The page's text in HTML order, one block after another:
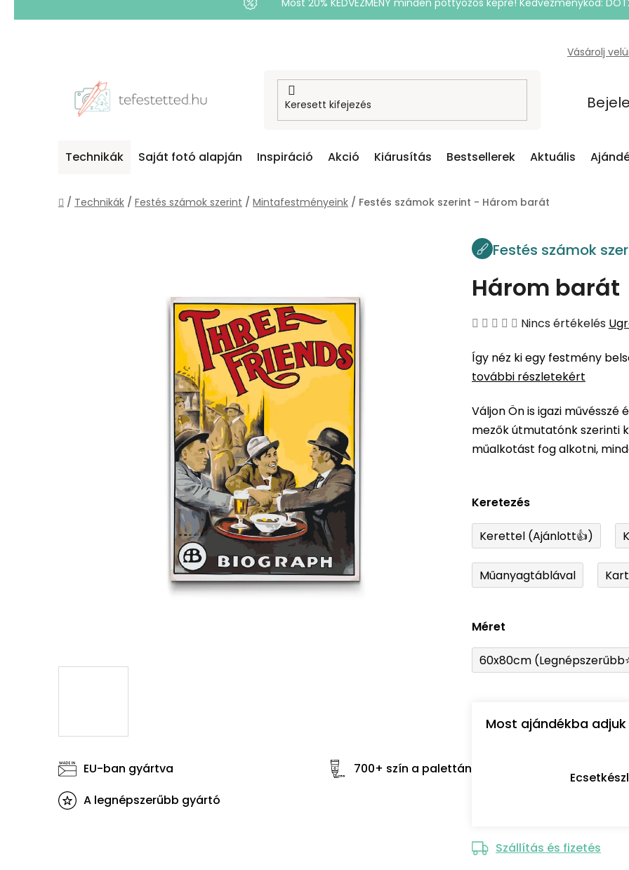
Most 20% KEDVEZMÉNY minden pöttyözős képre! Kedvezménykód:
Vásárolj
Technikák Saját fotó alapján Inspiráció Akció Kiárusítás Bestsellerek Aktuális
Kezdőlap
/ Technikák / Festés számok szerint / Mintafestményeink / Festés számok szerint - Három barát
Festés számok
Három barát
A
átlagos
értékelése
ből
0,0
csillag.
Nincs értékelés
Így néz ki egy festmény
további részletekért
Váljon Ön is igazi
mezők útmutatónk szerinti
műalkotást fog alkotni,
Keretezés
Kerettel (Ajánlott👍)
Műanyagtáblával
Méret
60x80cm
Most ajándékba
Szállítás és fizetés
EU-ban gyártva
700+ szín a palettán
A legnépszerűbb gyártó